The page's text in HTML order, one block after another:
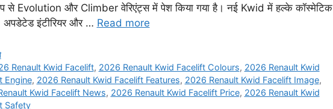
से Evolution और Climber वेरिएंट्स में पेश किया गया है। नई Kwid में हल्के कॉस्मेटिक
अपडेटेड इंटीरियर और … Read more
Renault Kwid Facelift, 2026 Renault Kwid Facelift Colours, 2026 Renault Kwid
Engine, 2026 Renault Kwid Facelift Features, 2026 Renault Kwid Facelift Image,
Kwid Facelift News, 2026 Renault Kwid Facelift Price, 2026 Renault Kwid
Safety